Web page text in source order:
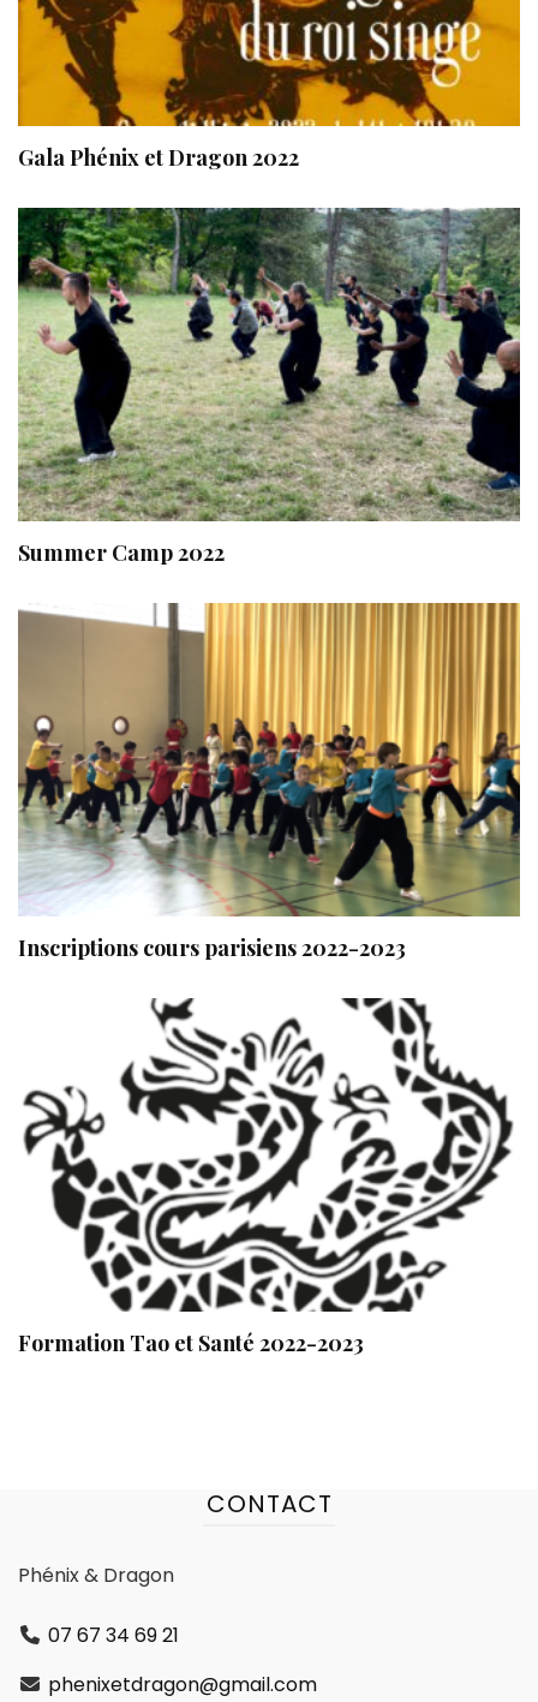
Gala Phénix et Dragon 2022
Summer Camp 2022
Inscriptions cours parisiens 2022-2023
Formation Tao et Santé 2022-2023
CONTACT
Phénix & Dragon
07 67 34 69 21
phenixetdragon@gmail.com